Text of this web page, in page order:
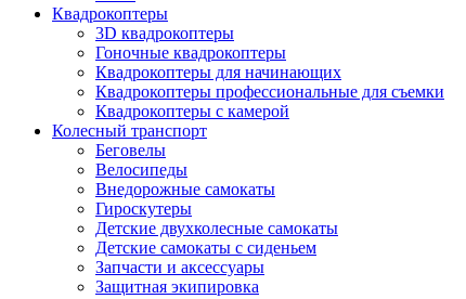
Квадрокоптеры
3D квадрокоптеры
Гоночные квадрокоптеры
Квадрокоптеры для начинающих
Квадрокоптеры профессиональные для съемки
Квадрокоптеры с камерой
Колесный транспорт
Беговелы
Велосипеды
Внедорожные самокаты
Гироскутеры
Детские двухколесные самокаты
Детские самокаты с сиденьем
Запчасти и аксессуары
Защитная экипировка